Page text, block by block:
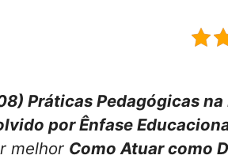
Práticas Pedagógicas
por Ênfase
melhor Como Atuar como